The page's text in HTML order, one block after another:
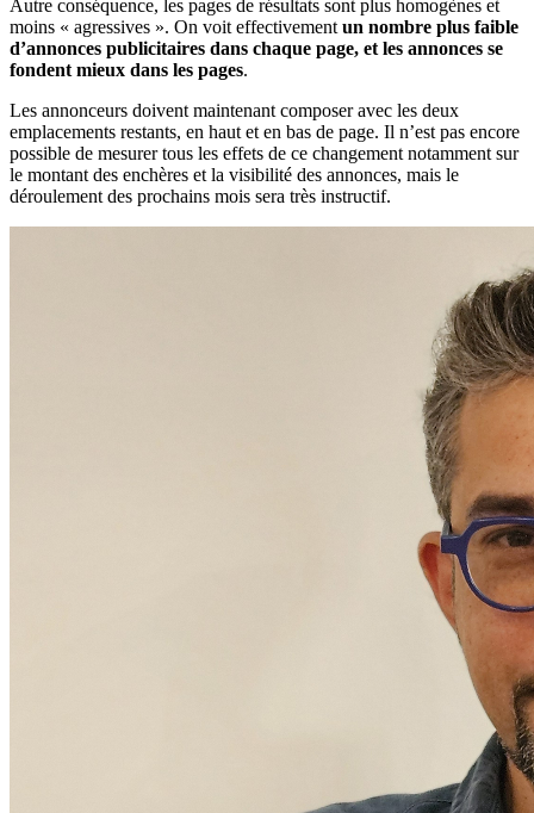
Autre conséquence, les pages de résultats sont plus homogènes et
moins « agressives ». On voit effectivement un nombre plus faible
d’annonces publicitaires dans chaque page, et les annonces se
fondent mieux dans les pages.
Les annonceurs doivent maintenant composer avec les deux
emplacements restants, en haut et en bas de page. Il n’est pas encore
possible de mesurer tous les effets de ce changement notamment sur
le montant des enchères et la visibilité des annonces, mais le
déroulement des prochains mois sera très instructif.